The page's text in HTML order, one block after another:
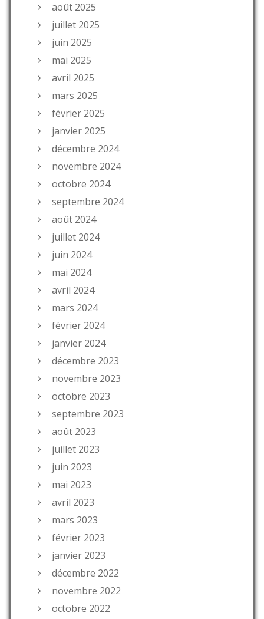
août 2025
juillet 2025
juin 2025
mai 2025
avril 2025
mars 2025
février 2025
janvier 2025
décembre 2024
novembre 2024
octobre 2024
septembre 2024
août 2024
juillet 2024
juin 2024
mai 2024
avril 2024
mars 2024
février 2024
janvier 2024
décembre 2023
novembre 2023
octobre 2023
septembre 2023
août 2023
juillet 2023
juin 2023
mai 2023
avril 2023
mars 2023
février 2023
janvier 2023
décembre 2022
novembre 2022
octobre 2022